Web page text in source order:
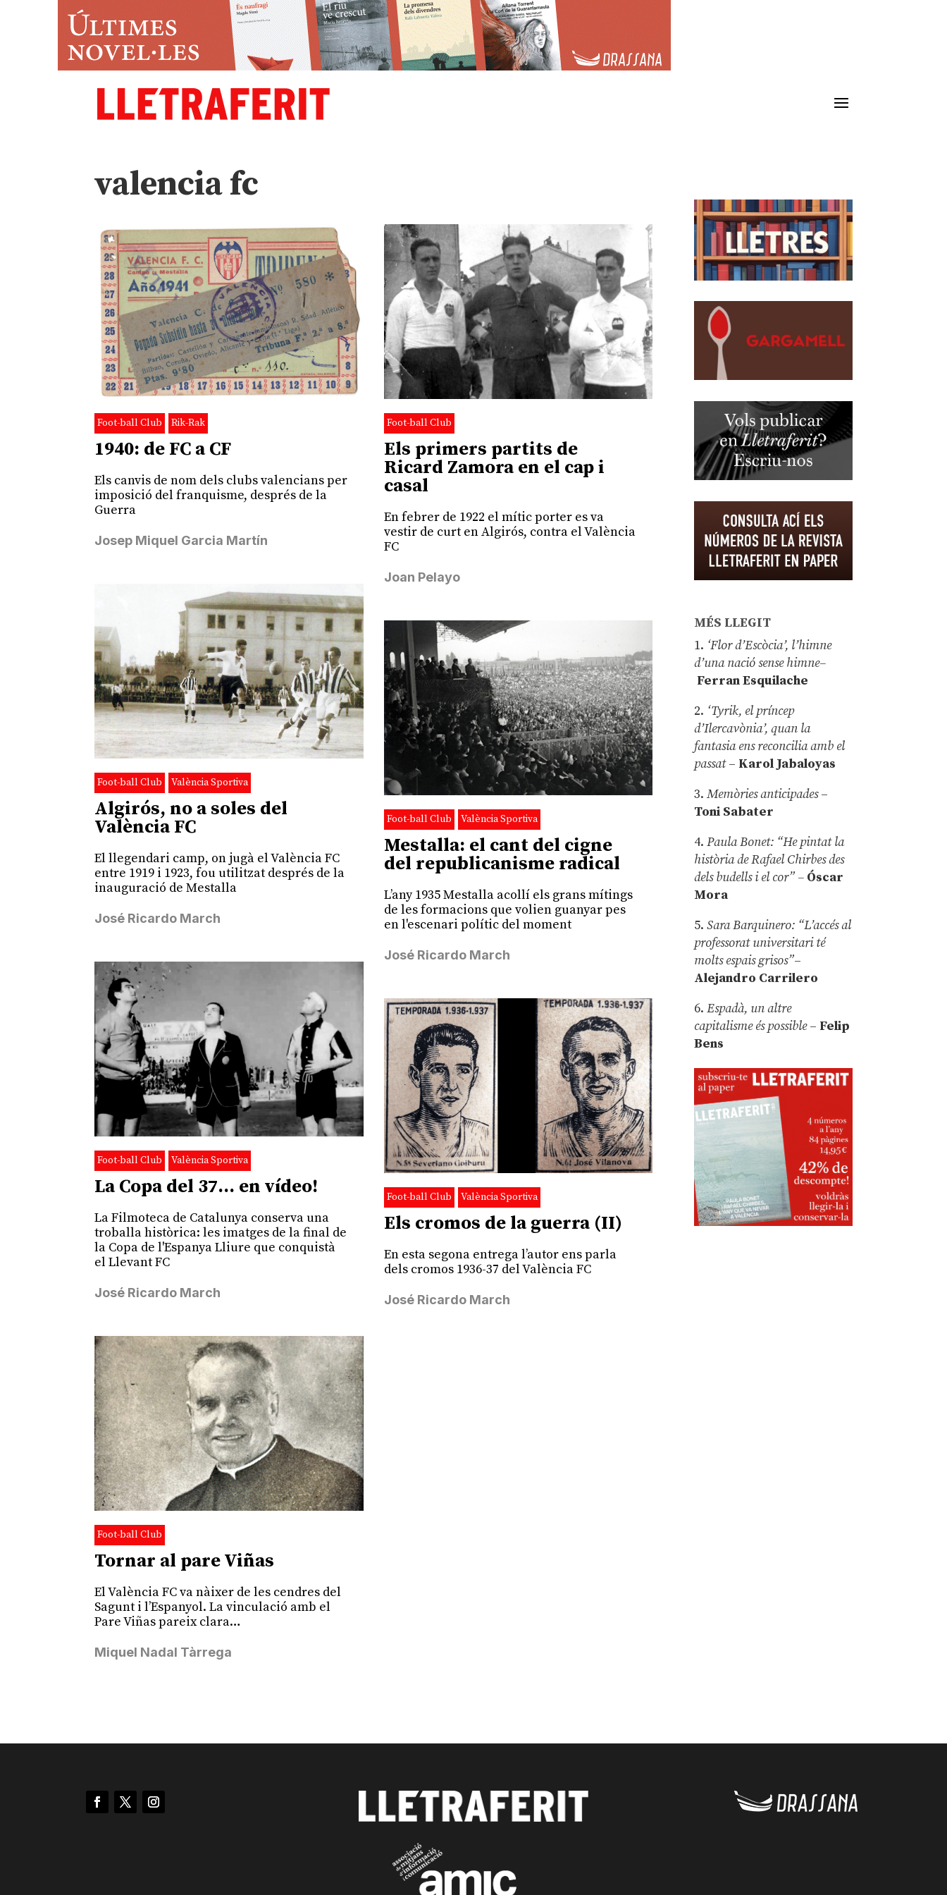
valencia fc
Foot-ball Club Rik-Rak
1940: de FC a CF
Els canvis de nom dels clubs valencians per
imposició del franquisme, després de la
Guerra
Josep Miquel Garcia Martín
Foot-ball Club
Els primers partits de
Ricard Zamora en el cap i
casal
En febrer de 1922 el mític porter es va
vestir de curt en Algirós, contra el València
FC
Joan Pelayo
Foot-ball Club València Sportiva
Algirós, no a soles del
València FC
El llegendari camp, on jugà el València FC
entre 1919 i 1923, fou utilitzat després de la
inauguració de Mestalla
José Ricardo March
Foot-ball Club València Sportiva
Mestalla: el cant del cigne
del republicanisme radical
L’any 1935 Mestalla acollí els grans mítings
de les formacions que volien guanyar pes
en l'escenari polític del moment
José Ricardo March
Foot-ball Club València Sportiva
La Copa del 37… en vídeo!
La Filmoteca de Catalunya conserva una
troballa històrica: les imatges de la final de
la Copa de l'Espanya Lliure que conquistà
el Llevant FC
José Ricardo March
Foot-ball Club València Sportiva
Els cromos de la guerra (II)
En esta segona entrega l’autor ens parla
dels cromos 1936-37 del València FC
José Ricardo March
Foot-ball Club
Tornar al pare Viñas
El València FC va nàixer de les cendres del
Sagunt i l’Espanyol. La vinculació amb el
Pare Viñas pareix clara…
Miquel Nadal Tàrrega
MÉS LLEGIT
1. ‘Flor d’Escòcia’, l’himne
d’una nació sense himne–
Ferran Esquilache
2. ‘Tyrik, el príncep
d’Ilercavònia’, quan la
fantasia ens reconcilia amb el
passat– Karol Jabaloyas
3.Memòries anticipades–
Toni Sabater
4.Paula Bonet: “He pintat la
història de Rafael Chirbes des
dels budells i el cor” – Óscar
Mora
5.Sara Barquinero: “L’accés al
professorat universitari té
molts espais grisos”–
Alejandro Carrilero
6.Espadà, un altre
capitalisme és possible – Felip
Bens